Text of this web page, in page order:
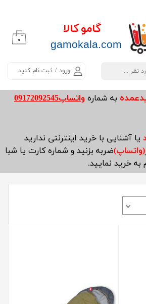
گامو کالا
​​​​​​gamokala.com
ورود / ثبت نام کنید
۰
به شماره واتساپ09172092545
یا آشنایی با خرید اینترنتی ندارید
(واتساپ)ضربه بزنید و شماره کارت یا شبا
خرید نمایید.